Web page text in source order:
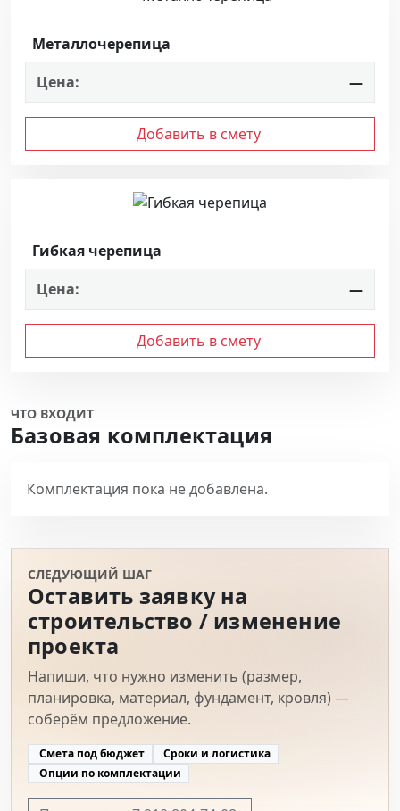
Металлочерепица
Цена:
—
Добавить в смету
Гибкая черепица
Цена:
—
Добавить в смету
ЧТО ВХОДИТ
Базовая комплектация
Комплектация пока не добавлена.
СЛЕДУЮЩИЙ ШАГ
Оставить заявку на
строительство / изменение
проекта
Напиши, что нужно изменить (размер,
планировка, материал, фундамент, кровля) —
соберём предложение.
Смета под бюджет
Сроки и логистика
Опции по комплектации